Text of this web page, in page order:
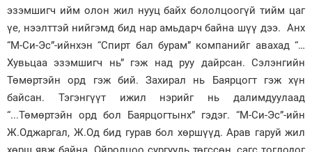
эзэмшигч ийм олон жил нууц байх бололцоогүй тийм цаг
үе, нээлттэй нийгэмд бид нар амьдарч байна шүү дээ. Анх
“М-Си-Эс”-ийнхэн “Спирт бал бурам” компанийг авахад “…
Хувьцаа эзэмшигч нь” гэж над руу дайрсан. Сэлэнгийн
Төмөртэйн орд гэж бий. Захирал нь Баярцогт гэж хүн
байсан. Тэгэнгүүт ижил нэрийг нь далимдуулаад
“...Төмөртэйн орд бол Баярцогтынх” гэдэг. “М-Си-Эс”-ийн
Ж.Оджаргал, Ж.Од бид гурав бол хөршүүд. Арав гаруй жил